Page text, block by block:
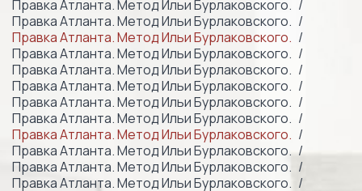
Правка Атланта. Метод Ильи Бурлаковского.
Правка Атланта. Метод Ильи Бурлаковского.
Правка Атланта. Метод Ильи Бурлаковского.
Правка Атланта. Метод Ильи Бурлаковского.
Правка Атланта. Метод Ильи Бурлаковского.
Правка Атланта. Метод Ильи Бурлаковского.
Правка Атланта. Метод Ильи Бурлаковского.
Правка Атланта. Метод Ильи Бурлаковского.
Правка Атланта. Метод Ильи Бурлаковского.
Правка Атланта. Метод Ильи Бурлаковского.
Правка Атланта. Метод Ильи Бурлаковского.
Правка Атланта. Метод Ильи Бурлаковского.